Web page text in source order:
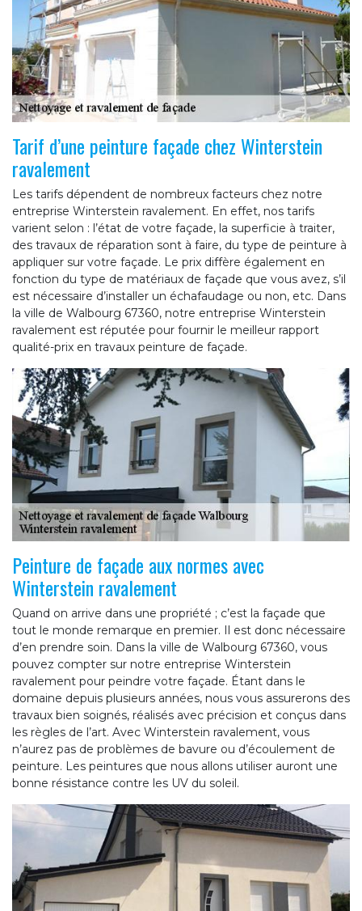
Tarif d’une peinture façade chez Winterstein
ravalement
Les tarifs dépendent de nombreux facteurs chez notre
entreprise Winterstein ravalement. En effet, nos tarifs
varient selon : l’état de votre façade, la superficie à traiter,
des travaux de réparation sont à faire, du type de peinture à
appliquer sur votre façade. Le prix diffère également en
fonction du type de matériaux de façade que vous avez, s’il
est nécessaire d’installer un échafaudage ou non, etc. Dans
la ville de Walbourg 67360, notre entreprise Winterstein
ravalement est réputée pour fournir le meilleur rapport
qualité-prix en travaux peinture de façade.
Peinture de façade aux normes avec
Winterstein ravalement
Quand on arrive dans une propriété ; c’est la façade que
tout le monde remarque en premier. Il est donc nécessaire
d’en prendre soin. Dans la ville de Walbourg 67360, vous
pouvez compter sur notre entreprise Winterstein
ravalement pour peindre votre façade. Étant dans le
domaine depuis plusieurs années, nous vous assurerons des
travaux bien soignés, réalisés avec précision et conçus dans
les règles de l’art. Avec Winterstein ravalement, vous
n’aurez pas de problèmes de bavure ou d’écoulement de
peinture. Les peintures que nous allons utiliser auront une
bonne résistance contre les UV du soleil.